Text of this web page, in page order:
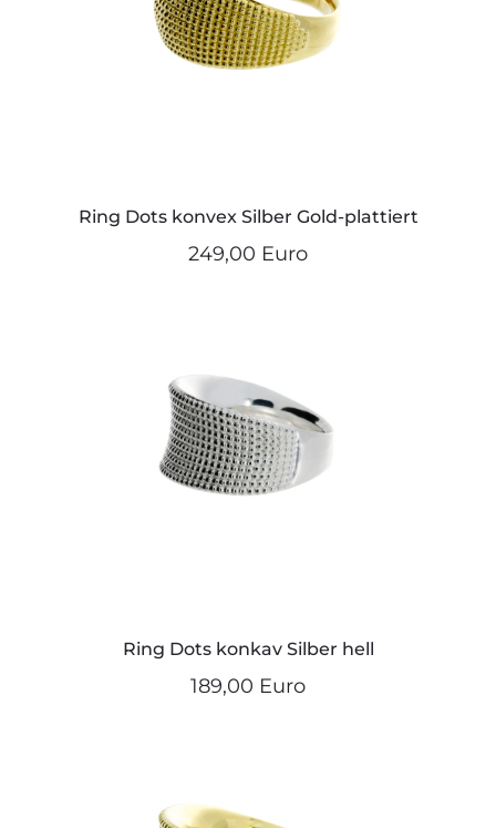
Ring Dots konvex Silber Gold-plattiert
249,00 Euro
Ring Dots konkav Silber hell
189,00 Euro